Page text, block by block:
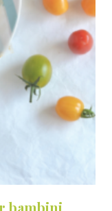
bambini